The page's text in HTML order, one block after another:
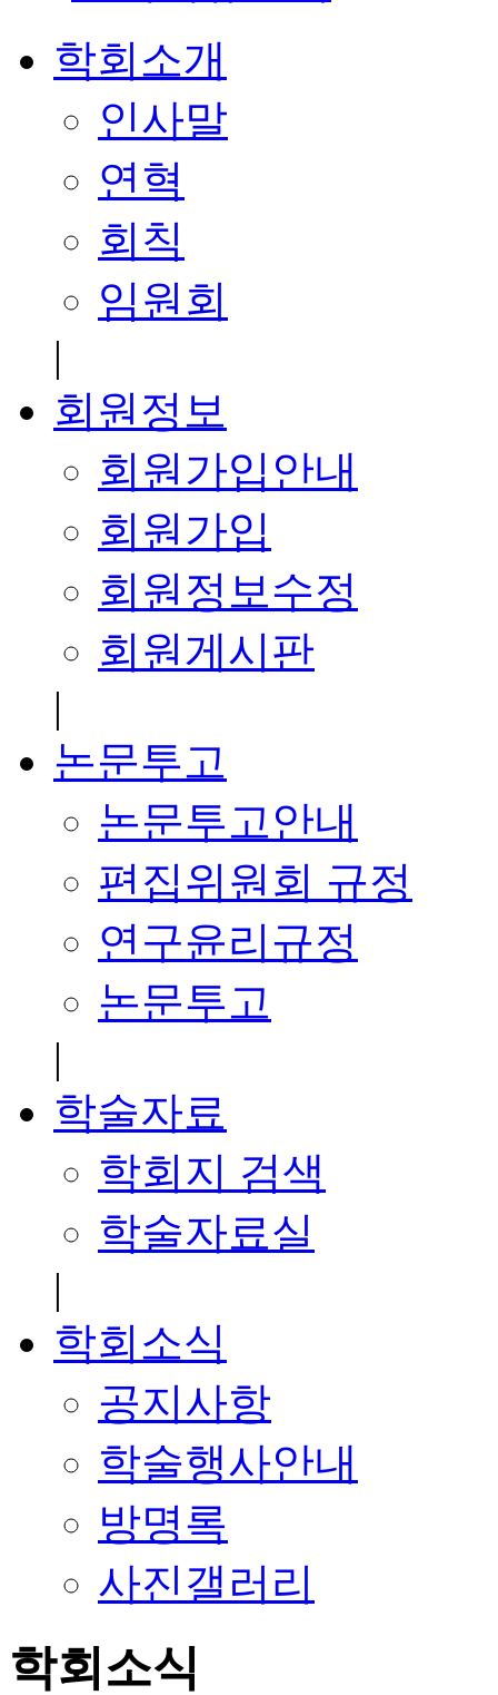
학회소개
인사말
연혁
회칙
임원회
|
회원정보
회원가입안내
회원가입
회원정보수정
회원게시판
|
논문투고
논문투고안내
편집위원회 규정
연구윤리규정
논문투고
|
학술자료
학회지 검색
학술자료실
|
학회소식
공지사항
학술행사안내
방명록
사진갤러리
학회소식